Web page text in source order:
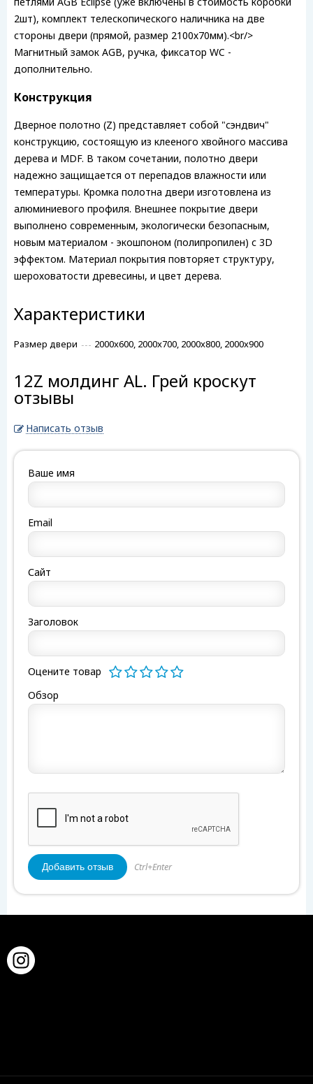
2шт), комплект телескопического наличника на две
стороны двери (прямой, размер 2100х70мм).<br/>
Магнитный замок AGB, ручка, фиксатор WC -
дополнительно.
Конструкция
Дверное полотно (Z) представляет собой "сэндвич"
конструкцию, состоящую из клееного хвойного массива
дерева и MDF. В таком сочетании, полотно двери
надежно защищается от перепадов влажности или
температуры. Кромка полотна двери изготовлена из
алюминиевого профиля. Внешнее покрытие двери
выполнено современным, экологически безопасным,
новым материалом - экошпоном (полипропилен) с 3D
эффектом. Материал покрытия повторяет структуру,
шероховатости древесины, и цвет дерева.
Характеристики
Размер двери 2000x600, 2000x700, 2000x800, 2000x900
12Z молдинг AL. Грей кроскут
отзывы
Написать отзыв
Ваше имя
Email
Сайт
Заголовок
Оцените товар
Обзор
Ctrl+Enter